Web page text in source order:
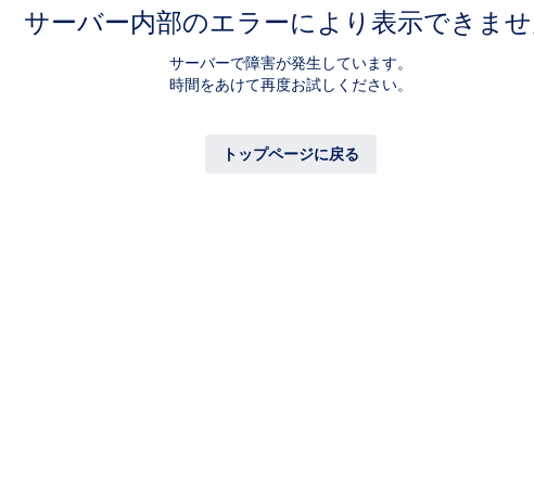
サーバー内部のエラーにより表示できま
サーバーで障害が発生しています。
時間をあけて再度お試しください。
トップページに戻る